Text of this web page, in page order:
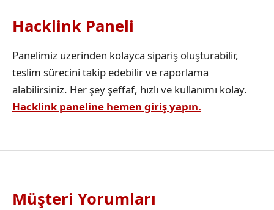
Hacklink Paneli
Panelimiz üzerinden kolayca sipariş oluşturabilir,
teslim sürecini takip edebilir ve raporlama
alabilirsiniz. Her şey şeffaf, hızlı ve kullanımı kolay.
Hacklink paneline hemen giriş yapın.
Müşteri Yorumları